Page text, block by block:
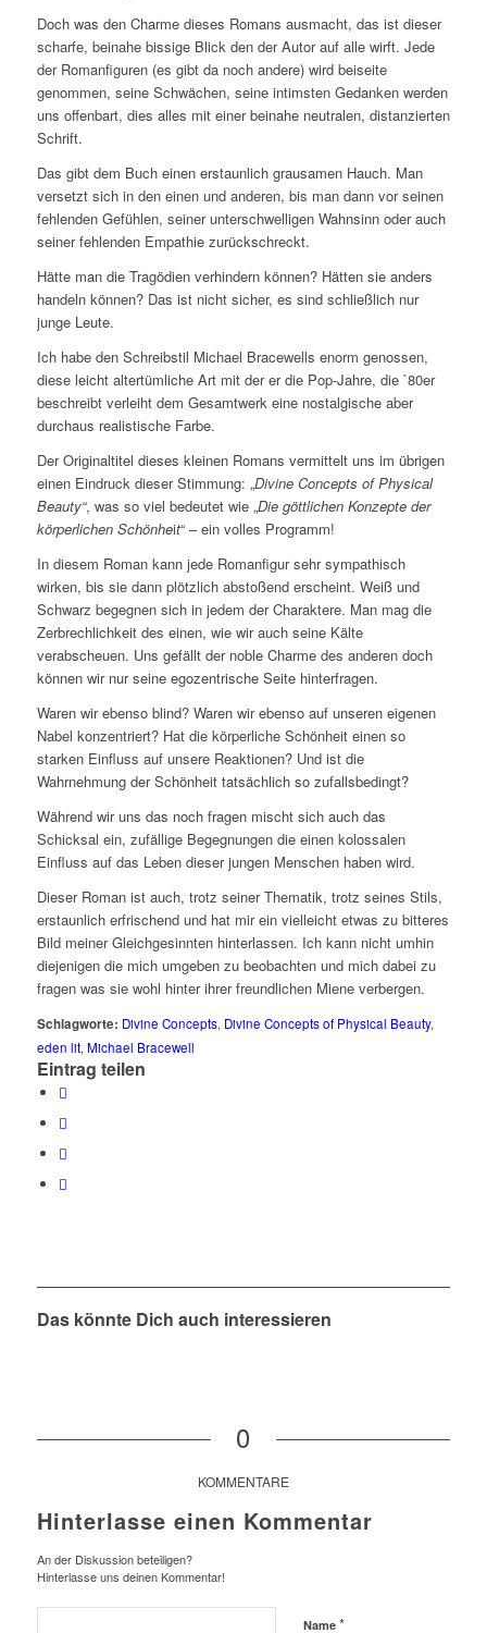
Doch was den Charme dieses Romans ausmacht, das ist dieser
scharfe, beinahe bissige Blick den der Autor auf alle wirft. Jede
der Romanfiguren (es gibt da noch andere) wird beiseite
genommen, seine Schwächen, seine intimsten Gedanken werden
uns offenbart, dies alles mit einer beinahe neutralen, distanzierten
Schrift.
Das gibt dem Buch einen erstaunlich grausamen Hauch. Man
versetzt sich in den einen und anderen, bis man dann vor seinen
fehlenden Gefühlen, seiner unterschwelligen Wahnsinn oder auch
seiner fehlenden Empathie zurückschreckt.
Hätte man die Tragödien verhindern können? Hätten sie anders
handeln können? Das ist nicht sicher, es sind schließlich nur
junge Leute.
Ich habe den Schreibstil Michael Bracewells enorm genossen,
diese leicht altertümliche Art mit der er die Pop-Jahre, die `80er
beschreibt verleiht dem Gesamtwerk eine nostalgische aber
durchaus realistische Farbe.
Der Originaltitel dieses kleinen Romans vermittelt uns im übrigen
einen Eindruck dieser Stimmung: „Divine Concepts of Physical
Beauty“, was so viel bedeutet wie „Die göttlichen Konzepte der
körperlichen Schönheit“ – ein volles Programm!
In diesem Roman kann jede Romanfigur sehr sympathisch
wirken, bis sie dann plötzlich abstoßend erscheint. Weiß und
Schwarz begegnen sich in jedem der Charaktere. Man mag die
Zerbrechlichkeit des einen, wie wir auch seine Kälte
verabscheuen. Uns gefällt der noble Charme des anderen doch
können wir nur seine egozentrische Seite hinterfragen.
Waren wir ebenso blind? Waren wir ebenso auf unseren eigenen
Nabel konzentriert? Hat die körperliche Schönheit einen so
starken Einfluss auf unsere Reaktionen? Und ist die
Wahrnehmung der Schönheit tatsächlich so zufallsbedingt?
Während wir uns das noch fragen mischt sich auch das
Schicksal ein, zufällige Begegnungen die einen kolossalen
Einfluss auf das Leben dieser jungen Menschen haben wird.
Dieser Roman ist auch, trotz seiner Thematik, trotz seines Stils,
erstaunlich erfrischend und hat mir ein vielleicht etwas zu bitteres
Bild meiner Gleichgesinnten hinterlassen. Ich kann nicht umhin
diejenigen die mich umgeben zu beobachten und mich dabei zu
fragen was sie wohl hinter ihrer freundlichen Miene verbergen.
Schlagworte: Divine Concepts, Divine Concepts of Physical Beauty,
eden lit, Michael Bracewell
Eintrag teilen
Das könnte Dich auch interessieren
0
KOMMENTARE
Hinterlasse einen Kommentar
An der Diskussion beteiligen?
Hinterlasse uns deinen Kommentar!
Name *